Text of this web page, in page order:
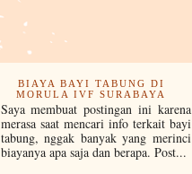
BIAYA BAYI TABUNG DI
MORULA IVF SURABAYA
Saya membuat postingan ini karena
merasa saat mencari info terkait bayi
tabung, nggak banyak yang merinci
biayanya apa saja dan berapa. Post...